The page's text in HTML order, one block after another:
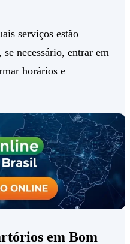
serviços estão
necessário, entrar em
horários e
em Bom